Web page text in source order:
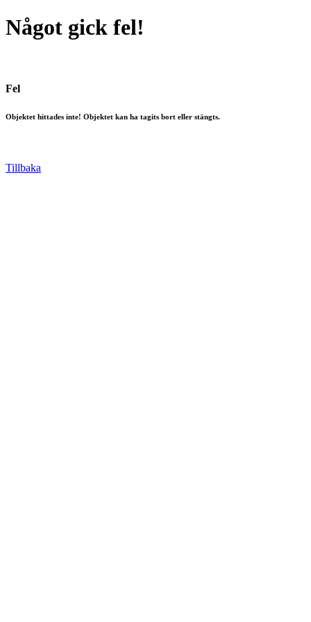
Något gick fel!
Fel
Objektet hittades inte! Objektet kan ha tagits bort eller stängts.
Tillbaka